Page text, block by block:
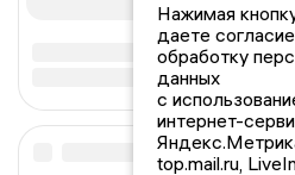
Нажимая
даете
обработку
данных
с
интернет-
top.mail.ru,